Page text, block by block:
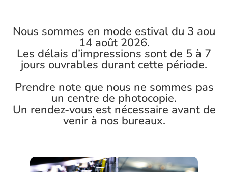
Nous sommes en mode estival du 3 aou
14 août 2026.
Les délais d’impressions sont de 5 à 7
jours ouvrables durant cette période.
Prendre note que nous ne sommes pas
un centre de photocopie.
Un rendez-vous est nécessaire avant de
venir à nos bureaux.